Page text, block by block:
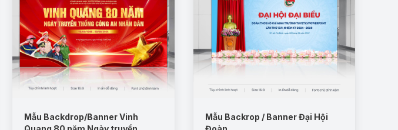
Mẫu Backdrop/Banner Vinh
Mẫu Backrop / Banner Đại Hội